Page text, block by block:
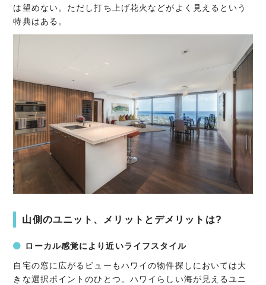
は望めない。ただし打ち上げ花火などがよく見えるという
特典はある。
山側のユニット、メリットとデメリットは?
ローカル感覚により近いライフスタイル
自宅の窓に広がるビューもハワイの物件探しにおいては大
きな選択ポイントのひとつ。ハワイらしい海が見えるユニ